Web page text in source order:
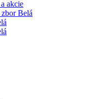
akcie
Belá